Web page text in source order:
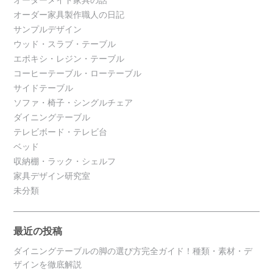
オーダー家具製作職人の日記
サンプルデザイン
ウッド・スラブ・テーブル
エポキシ・レジン・テーブル
コーヒーテーブル・ローテーブル
サイドテーブル
ソファ・椅子・シングルチェア
ダイニングテーブル
テレビボード・テレビ台
ベッド
収納棚・ラック・シェルフ
家具デザイン研究室
未分類
最近の投稿
ダイニングテーブルの脚の選び方完全ガイド！種類・素材・デ
ザインを徹底解説